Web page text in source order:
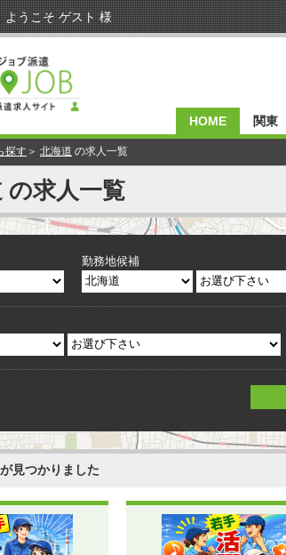
HOME 関東
探す ＞ 北海道 の求人一覧
の求人一覧
勤務地候補
見つかりました